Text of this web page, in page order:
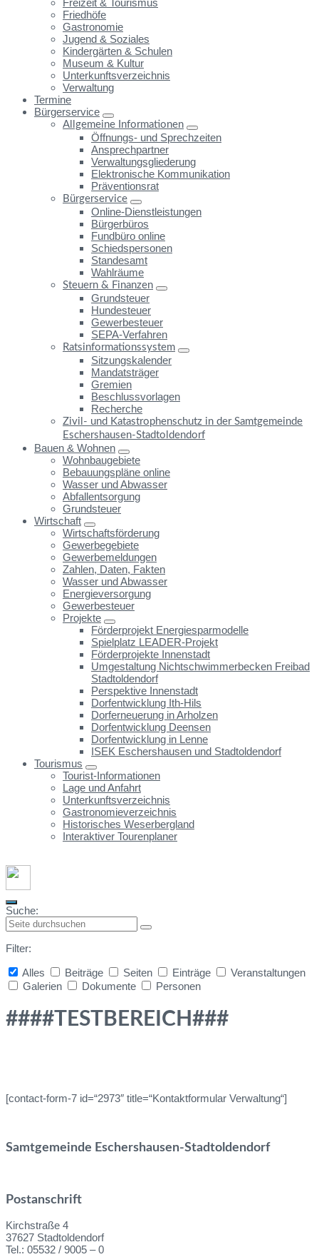
Freizeit & Tourismus
Friedhöfe
Gastronomie
Jugend & Soziales
Kindergärten & Schulen
Museum & Kultur
Unterkunftsverzeichnis
Verwaltung
Termine
Bürgerservice
Allgemeine Informationen
Öffnungs- und Sprechzeiten
Ansprechpartner
Verwaltungsgliederung
Elektronische Kommunikation
Präventionsrat
Bürgerservice
Online-Dienstleistungen
Bürgerbüros
Fundbüro online
Schiedspersonen
Standesamt
Wahlräume
Steuern & Finanzen
Grundsteuer
Hundesteuer
Gewerbesteuer
SEPA-Verfahren
Ratsinformationssystem
Sitzungskalender
Mandatsträger
Gremien
Beschlussvorlagen
Recherche
Zivil- und Katastrophenschutz in der Samtgemeinde
Eschershausen-Stadtoldendorf
Bauen & Wohnen
Wohnbaugebiete
Bebauungspläne online
Wasser und Abwasser
Abfallentsorgung
Grundsteuer
Wirtschaft
Wirtschaftsförderung
Gewerbegebiete
Gewerbemeldungen
Zahlen, Daten, Fakten
Wasser und Abwasser
Energieversorgung
Gewerbesteuer
Projekte
Förderprojekt Energiesparmodelle
Spielplatz LEADER-Projekt
Förderprojekte Innenstadt
Umgestaltung Nichtschwimmerbecken Freibad
Stadtoldendorf
Perspektive Innenstadt
Dorfentwicklung Ith-Hils
Dorferneuerung in Arholzen
Dorfentwicklung Deensen
Dorfentwicklung in Lenne
ISEK Eschershausen und Stadtoldendorf
Tourismus
Tourist-Informationen
Lage und Anfahrt
Unterkunftsverzeichnis
Gastronomieverzeichnis
Historisches Weserbergland
Interaktiver Tourenplaner
Suche:
Filter:
Alles
Beiträge Seiten Einträge
Veranstaltungen
Galerien
Dokumente Personen
search
####TESTBEREICH###
[contact-form-7 id=“2973″ title=“Kontaktformular Verwaltung“]
Samtgemeinde Eschershausen-Stadtoldendorf
Postanschrift
Kirchstraße 4
37627 Stadtoldendorf
Tel.: 05532 / 9005 – 0